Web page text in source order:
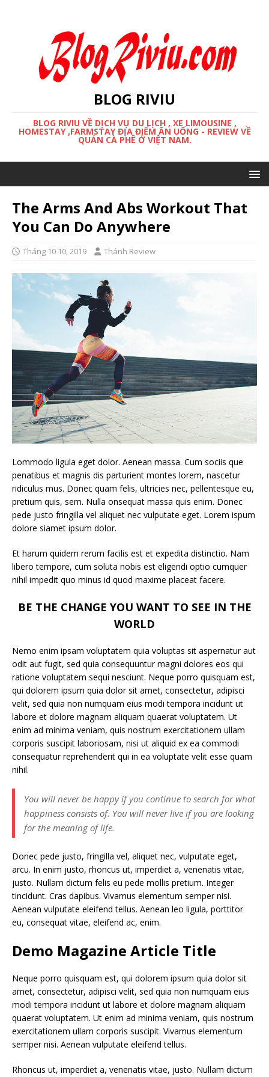
BLOG RIVIU
BLOG RIVIU VỀ DỊCH VỤ DU LỊCH , XE LIMOUSINE ,
HOMESTAY ,FARMSTAY ĐỊA ĐIỂM ĂN UỐNG - REVIEW VỀ
QUÁN CÀ PHÊ Ở VIỆT NAM.
The Arms And Abs Workout That
You Can Do Anywhere
Tháng 10 10, 2019 Thánh Review
Lommodo ligula eget dolor. Aenean massa. Cum sociis que
penatibus et magnis dis parturient montes lorem, nascetur
ridiculus mus. Donec quam felis, ultricies nec, pellentesque eu,
pretium quis, sem. Nulla onsequat massa quis enim. Donec
pede justo fringilla vel aliquet nec vulputate eget. Lorem ispum
dolore siamet ipsum dolor.
Et harum quidem rerum facilis est et expedita distinctio. Nam
libero tempore, cum soluta nobis est eligendi optio cumquer
nihil impedit quo minus id quod maxime placeat facere.
BE THE CHANGE YOU WANT TO SEE IN THE
WORLD
Nemo enim ipsam voluptatem quia voluptas sit aspernatur aut
odit aut fugit, sed quia consequuntur magni dolores eos qui
ratione voluptatem sequi nesciunt. Neque porro quisquam est,
qui dolorem ipsum quia dolor sit amet, consectetur, adipisci
velit, sed quia non numquam eius modi tempora incidunt ut
labore et dolore magnam aliquam quaerat voluptatem. Ut
enim ad minima veniam, quis nostrum exercitationem ullam
corporis suscipit laboriosam, nisi ut aliquid ex ea commodi
consequatur reprehenderit qui in ea voluptate velit esse quam
nihil.
You will never be happy if you continue to search for what
happiness consists of. You will never live if you are looking
for the meaning of life.
Donec pede justo, fringilla vel, aliquet nec, vulputate eget,
arcu. In enim justo, rhoncus ut, imperdiet a, venenatis vitae,
justo. Nullam dictum felis eu pede mollis pretium. Integer
tincidunt. Cras dapibus. Vivamus elementum semper nisi.
Aenean vulputate eleifend tellus. Aenean leo ligula, porttitor
eu, consequat vitae, eleifend ac, enim.
Demo Magazine Article Title
Neque porro quisquam est, qui dolorem ipsum quia dolor sit
amet, consectetur, adipisci velit, sed quia non numquam eius
modi tempora incidunt ut labore et dolore magnam aliquam
quaerat voluptatem. Ut enim ad minima veniam, quis nostrum
exercitationem ullam corporis suscipit. Vivamus elementum
semper nisi. Aenean vulputate eleifend tellus.
Rhoncus ut, imperdiet a, venenatis vitae, justo. Nullam dictum